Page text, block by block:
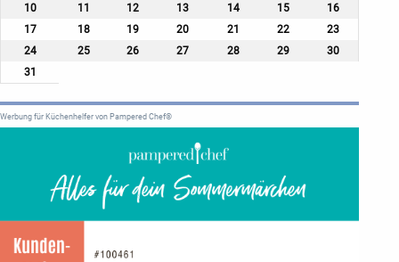
10
11 12 13 14 15
16
17
18 19 20 21 22
23
24
25 26 27 28 29
30
31
Werbung für Küchenhelfer von Pampered Chef®